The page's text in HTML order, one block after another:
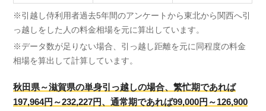
※引越し侍利用者過去5年間のアンケートから東北から関西へ引
っ越しをした人の料金相場を元に算出しています。
※データ数が足りない場合、引っ越し距離を元に同程度の料金
相場を算出して計算しています。
秋田県～滋賀県の単身引っ越しの場合、繁忙期であれば
197,964円～232,227円、通常期であれば99,000円～126,900